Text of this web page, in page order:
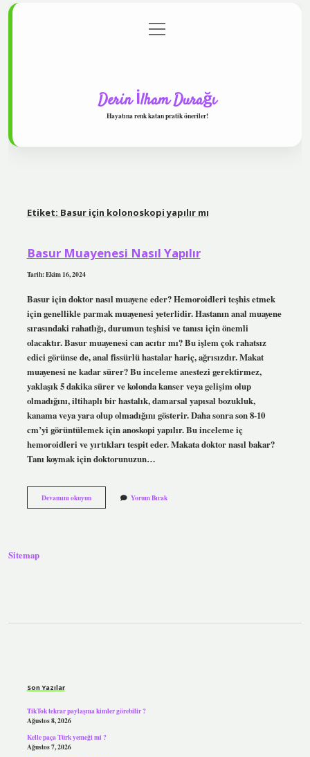
Gizlilik Politikası
menüyü
aç
Derin İlham Durağı
Hayatına renk katan pratik öneriler!
Etiket: Basur için kolonoskopi yapılır mı
Basur Muayenesi Nasıl Yapılır
Tarih: Ekim 16, 2024
Basur için doktor nasıl muayene eder? Hemoroidleri teşhis etmek
için genellikle parmak muayenesi yeterlidir. Hastanın anal muayene
sırasındaki rahatlığı, durumun teşhisi ve tanısı için önemli
olacaktır. Basur muayenesi can acıtır mı? Bu işlem çok rahatsız
edici görünse de, anal fissürlü hastalar hariç, ağrısızdır. Makat
muayenesi ne kadar sürer? Bu inceleme anestezi gerektirmez,
yaklaşık 5 dakika sürer ve kolonda kanser veya gelişim olup
olmadığını, iltihaplı bir hastalık, damarsal yapısal bozukluk,
kanama veya yara olup olmadığını gösterir. Daha sonra son 8-10
cm’yi görüntülemek için anoskopi yapılır. Bu inceleme iç
hemoroidleri ve yırtıkları tespit eder. Makata doktor nasıl bakar?
Tanı koymak için doktorunuzun…
Devamını okuyunBasur
Muayenesi
Yorum Bırak
Sitemap
Son Yazılar
TikTok tekrar paylaşma kimler görebilir ?
Ağustos 8, 2026
Kelle paça Türk yemeği mi ?
Ağustos 7, 2026